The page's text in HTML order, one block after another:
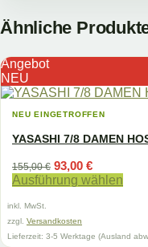
Ähnliche
Angebot
NEU
NEU EINGETROFFEN
YASASHI 7/8 DAMEN
155,00€ Ursprünglicher
Preis
war:
93,00 €Aktueller
Preis
ist:
Ausführung wählen
Produkt
weist
mehrere
inkl. MwSt.
zzgl. Versandkosten
Lieferzeit: 3-5 Werktage (Ausland